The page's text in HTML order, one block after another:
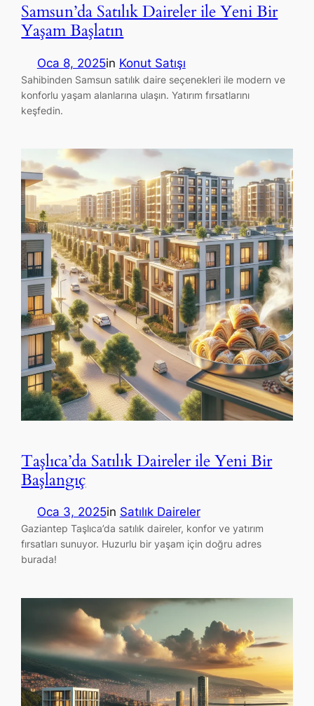
Samsun’da Satılık Daireler ile Yeni Bir
Yaşam Başlatın
Oca 8, 2025in Konut Satışı
Sahibinden Samsun satılık daire seçenekleri ile modern ve
konforlu yaşam alanlarına ulaşın. Yatırım fırsatlarını
keşfedin.
Taşlıca’da Satılık Daireler ile Yeni Bir
Başlangıç
Oca 3, 2025in Satılık Daireler
Gaziantep Taşlıca’da satılık daireler, konfor ve yatırım
fırsatları sunuyor. Huzurlu bir yaşam için doğru adres
burada!